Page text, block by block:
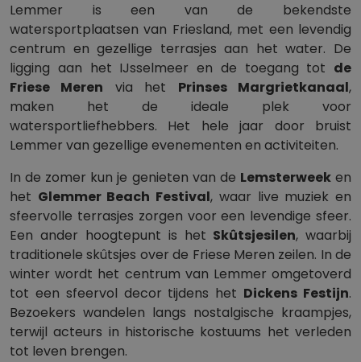
Lemmer is een van de bekendste
watersportplaatsen van Friesland, met een levendig
centrum en gezellige terrasjes aan het water. De
ligging aan het IJsselmeer en de toegang tot de
Friese Meren via het Prinses Margrietkanaal,
maken het de ideale plek voor
watersportliefhebbers. Het hele jaar door bruist
Lemmer van gezellige evenementen en activiteiten.
In de zomer kun je genieten van de Lemsterweeken
het Glemmer Beach Festival, waar live muziek en
sfeervolle terrasjes zorgen voor een levendige sfeer.
Een ander hoogtepunt is het Skûtsjesilen, waarbij
traditionele skûtsjes over de Friese Meren zeilen. In de
winter wordt het centrum van Lemmer omgetoverd
tot een sfeervol decor tijdens het Dickens Festijn.
Bezoekers wandelen langs nostalgische kraampjes,
terwijl acteurs in historische kostuums het verleden
tot leven brengen.